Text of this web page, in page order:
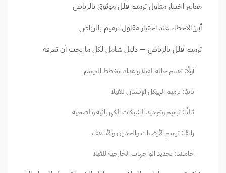
معايير اختيار مقاول ترميم فلل موثوق بالرياض
أبرز الأخطاء عند اختيار مقاول ترميم بالرياض
ترميم فلل بالرياض — دليل شامل لكل ما يجب أن تعرفه
أولًا: تقييم حالة الفيلا وإعداد مخطط الترميم
ثانيًا: ترميم الهيكل الإنشائي للفيلا
ثالثًا: ترميم وتجديد الشبكات الكهربائية والصحية
رابعًا: ترميم الأرضيات والجدران والأسقف
خامسًا: تجديد الواجهات الخارجية للفيلا